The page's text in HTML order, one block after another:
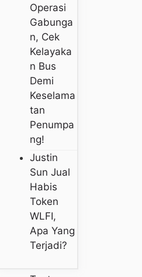
Operasi
Gabunga
N, Cek
Kelayaka
N Bus
Demi
Keselama
Tan
Penumpa
Ng!
Justin
Sun Jual
Habis
Token
WLFI,
Apa Yang
Terjadi?